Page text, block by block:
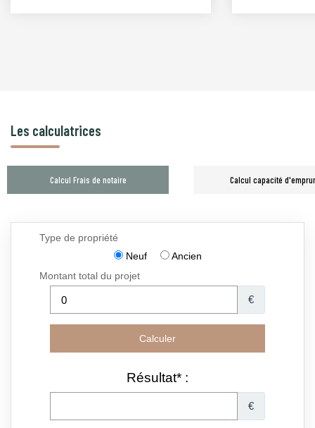
Les calculatrices
Calcul Frais de notaire Calcul capacité